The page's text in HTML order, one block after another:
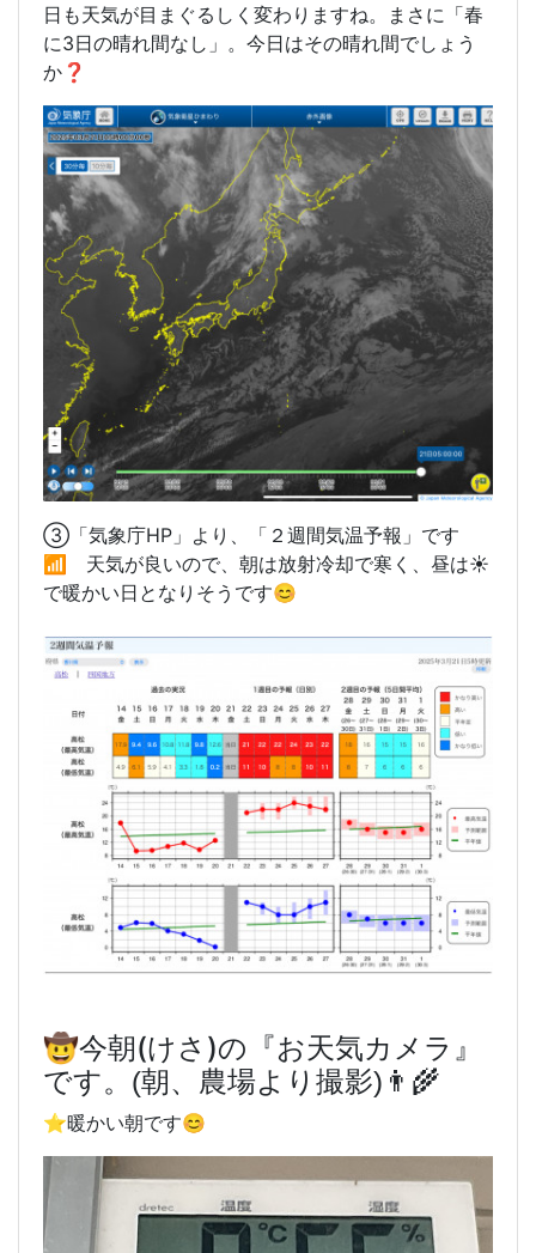
日も天気が目まぐるしく変わりますね。まさに「春
に3日の晴れ間なし」。今日はその晴れ間でしょう
か❓
③「気象庁HP」より、「２週間気温予報」です
📶 天気が良いので、朝は放射冷却で寒く、昼は☀️
で暖かい日となりそうです😊
🤠今朝(けさ)の『お天気カメラ』
です。(朝、農場より撮影)👨‍🌾
⭐️暖かい朝です😊